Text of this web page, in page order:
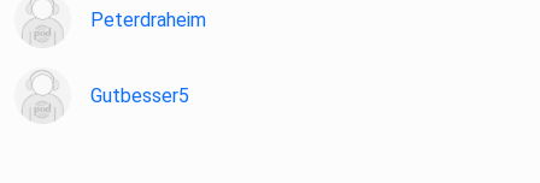
Bewegung Schreibe
kostenfreies
Beratungsgespräch. Ich freue mich auf Dich.
Peterdraheim
Gutbesser5